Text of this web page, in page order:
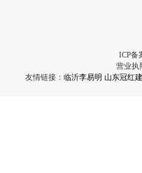
ICP备
营业执
友情链接： 临沂李易明 山东冠红